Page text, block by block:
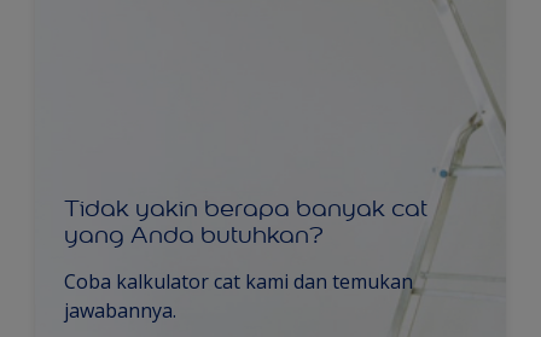
Tidak yakin berapa banyak cat
yang Anda butuhkan?
Coba kalkulator cat kami dan temukan
jawabannya.